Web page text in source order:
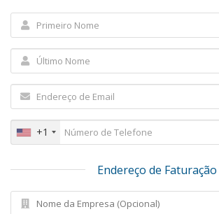
+1
Endereço de Faturação